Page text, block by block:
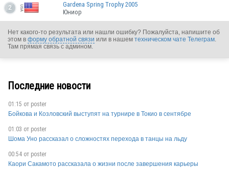
USA
2
Gardena Spring Trophy 2005
Юниор
Нет какого-то результата или нашли ошибку? Пожалуйста, напишите об
этом в форму обратной связи или в нашем техническом чате Телеграм.
Там прямая связь с админом.
Последние новости
01:15 от poster
Бойкова и Козловский выступят на турнире в Токио в сентябре
01:03 от poster
Шома Уно рассказал о сложностях перехода в танцы на льду
00:54 от poster
Каори Сакамото рассказала о жизни после завершения карьеры